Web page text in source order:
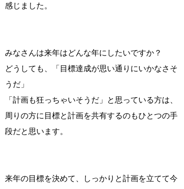
感じました。
みなさんは来年はどんな年にしたいですか？
どうしても、「目標達成が思い通りにいかなさそ
うだ」
「計画も狂っちゃいそうだ」と思っている方は、
周りの方に目標と計画を共有するのもひとつの手
段だと思います。
来年の目標を決めて、しっかりと計画を立てて今